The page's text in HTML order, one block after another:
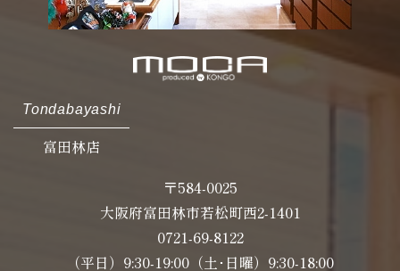
Tondabayashi
富田林店
〒584-0025
大阪府富田林市若松町西2-1401
0721-69-8122
（平日）9:30-19:00（土･日曜）9:30-18:00